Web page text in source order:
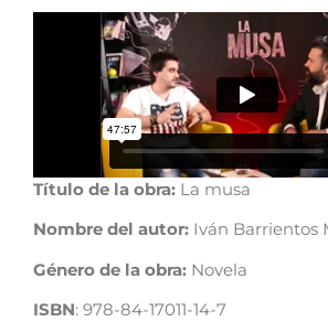
Título de la obra: La musa
Nombre del autor: Iván Barrientos
Género de la obra: Novela
ISBN: 978-84-17011-14-7